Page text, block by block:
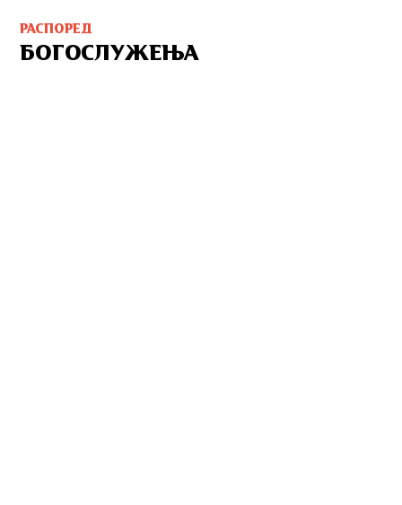
РАСПОРЕД
БОГОСЛУЖЕЊА